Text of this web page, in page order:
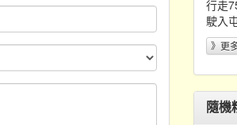
行走
駛入
》更
隨機